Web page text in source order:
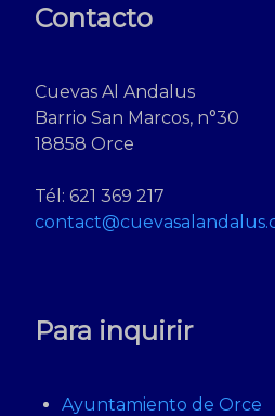
Contacto
Cuevas Al Andalus
Barrio San Marcos, n°30
18858 Orce
Tél: 621 369 217
Para inquirir
Ayuntamiento de Orce